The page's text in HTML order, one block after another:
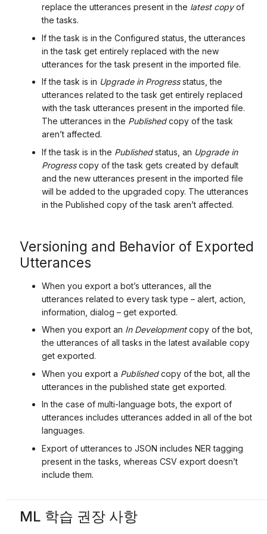
replace the utterances present in the latest copyof
the tasks.
If the task is in the Configured status, the utterances
in the task get entirely replaced with the new
utterances for the task present in the imported file.
If the task is in Upgrade in Progressstatus, the
utterances related to the task get entirely replaced
with the task utterances present in the imported file.
The utterances in the Publishedcopy of the task
aren’t affected.
If the task is in the Publishedstatus, an Upgrade in
Progresscopy of the task gets created by default
and the new utterances present in the imported file
will be added to the upgraded copy. The utterances
in the Published copy of the task aren’t affected.
Versioning and Behavior of Exported
Utterances
When you export a bot’s utterances, all the
utterances related to every task type – alert, action,
information, dialog – get exported.
When you export an In Developmentcopy of the bot,
the utterances of all tasks in the latest available copy
get exported.
When you export a Publishedcopy of the bot, all the
utterances in the published state get exported.
In the case of multi-language bots, the export of
utterances includes utterances added in all of the bot
languages.
Export of utterances to JSON includes NER tagging
present in the tasks, whereas CSV export doesn’t
include them.
ML 학습 권장 사항